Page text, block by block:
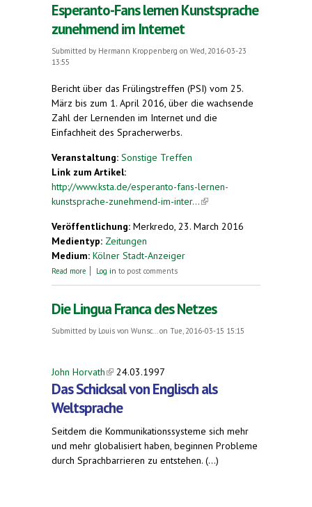
Esperanto-Fans lernen Kunstsprache
zunehmend im Internet
Submitted by Hermann Kroppenberg on Wed, 2016-03-23
13:55
Bericht über das Frülingstreffen (PSI) vom 25.
März bis zum 1. April 2016, über die wachsende
Zahl der Lernenden im Internet und die
Einfachheit des Spracherwerbs.
Veranstaltung: Sonstige Treffen
Link zum Artikel:
http://www.ksta.de/esperanto-fans-lernen-
kunstsprache-zunehmend-im-inter...(link is
Veröffentlichung: Merkredo, 23. March 2016
Medientyp: Zeitungen
Medium: Kölner Stadt-Anzeiger
Read more about Esperanto-Fans lernen Kunstsprache
Log in to post comments
Die Lingua Franca des Netzes
Submitted by Louis von Wunsc...on Tue, 2016-03-15 15:15
John Horvath(link is external)
24.03.1997
Das Schicksal von Englisch als
Weltsprache
Seitdem die Kommunikationssysteme sich mehr
und mehr globalisiert haben, beginnen Probleme
durch Sprachbarrieren zu entstehen. (...)